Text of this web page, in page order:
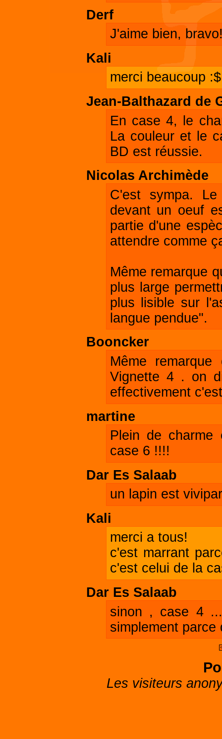
Derf
J'aime bien,
Kali
merci beaucoup :$
Jean-Balthazard de
En case 4, le
La couleur et le
BD est réussie.
Nicolas Archimède
C'est sympa.
devant un oeuf
partie d'une
attendre comme
Même remarque
plus large
plus lisible sur
langue pendue".
Booncker
Même
Vignette 4 . on
effectivement
martine
Plein de
case 6 !!!!
Dar Es Salaab
un lapin est
Kali
merci a tous!
c'est marrant
c'est celui de la
Dar Es Salaab
sinon , case 4
simplement
Les visiteurs